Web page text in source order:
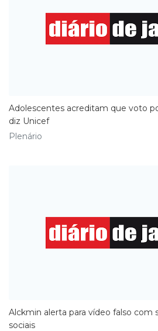
Adolescentes acreditam que voto
diz Unicef
Plenário
Alckmin alerta para vídeo falso com
sociais